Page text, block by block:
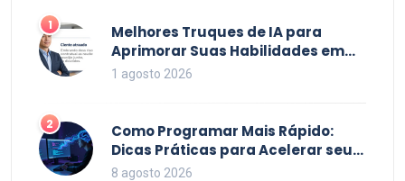
1
Melhores Truques de IA para
Aprimorar Suas Habilidades em
2026
1 agosto 2026
2
Como Programar Mais Rápido:
Dicas Práticas para Acelerar seu
Código em 2026
8 agosto 2026